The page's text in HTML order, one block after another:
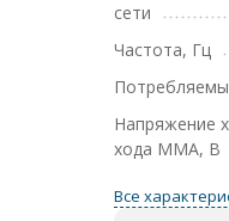
сети
Частота, Гц
Напряжение
хода MMA, В
Все